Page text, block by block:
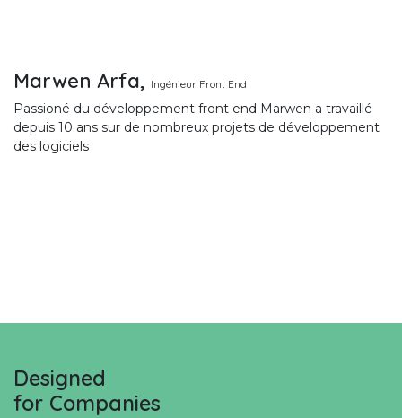
Marwen Arfa, Ingénieur Front End
Passioné du développement front end Marwen a travaillé
depuis 10 ans sur de nombreux projets de développement
des logiciels
Designed
for Companies